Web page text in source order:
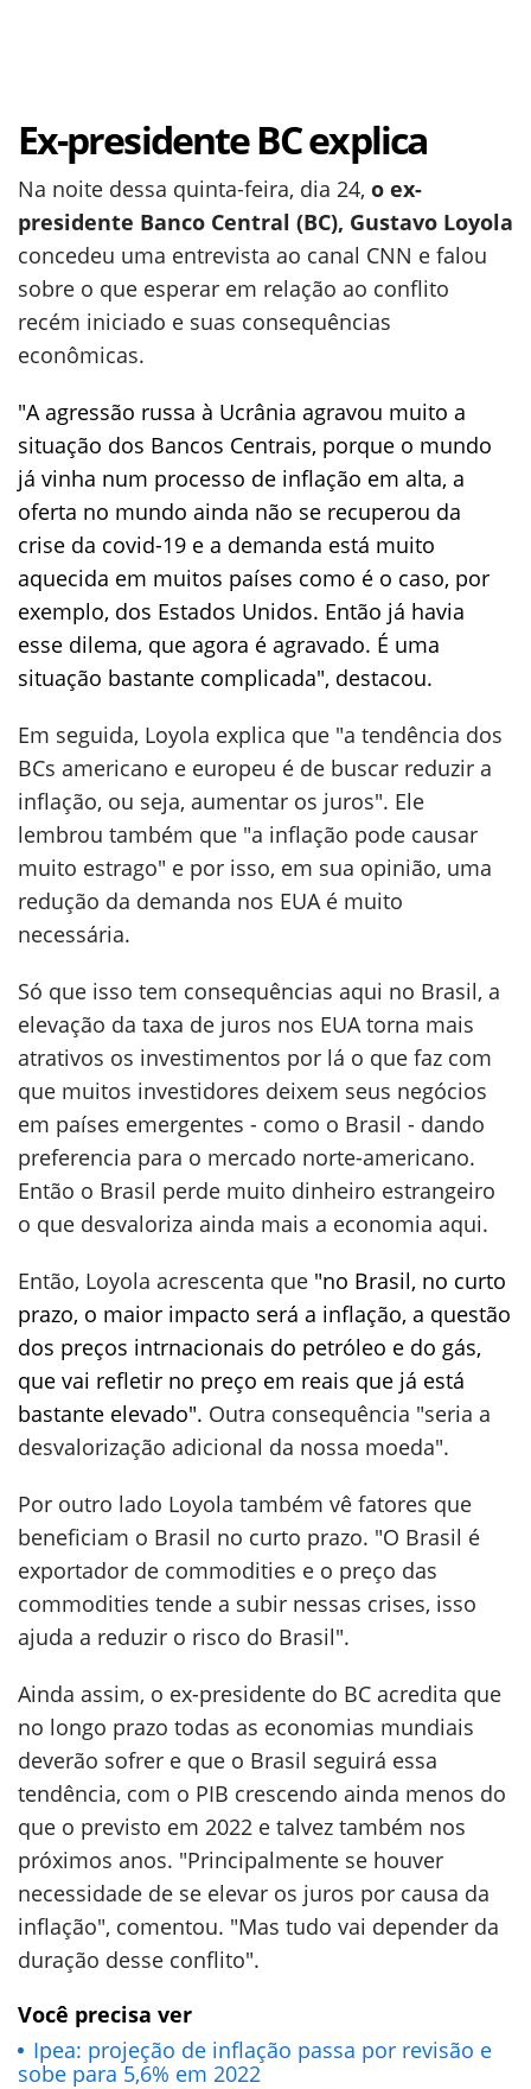
Ex-presidente BC explica
Na noite dessa quinta-feira, dia 24, o ex-
presidente Banco Central (BC), Gustavo Loyola
concedeu uma entrevista ao canal CNN e falou
sobre o que esperar em relação ao conflito
recém iniciado e suas consequências
econômicas.
"A agressão russa à Ucrânia agravou muito a
situação dos Bancos Centrais, porque o mundo
já vinha num processo de inflação em alta, a
oferta no mundo ainda não se recuperou da
crise da covid-19 e a demanda está muito
aquecida em muitos países como é o caso, por
exemplo, dos Estados Unidos. Então já havia
esse dilema, que agora é agravado. É uma
situação bastante complicada", destacou.
Em seguida, Loyola explica que "a tendência dos
BCs americano e europeu é de buscar reduzir a
inflação, ou seja, aumentar os juros". Ele
lembrou também que "a inflação pode causar
muito estrago" e por isso, em sua opinião, uma
redução da demanda nos EUA é muito
necessária.
Só que isso tem consequências aqui no Brasil, a
elevação da taxa de juros nos EUA torna mais
atrativos os investimentos por lá o que faz com
que muitos investidores deixem seus negócios
em países emergentes - como o Brasil - dando
preferencia para o mercado norte-americano.
Então o Brasil perde muito dinheiro estrangeiro
o que desvaloriza ainda mais a economia aqui.
Então, Loyola acrescenta que "no Brasil, no curto
prazo, o maior impacto será a inflação, a questão
dos preços intrnacionais do petróleo e do gás,
que vai refletir no preço em reais que já está
bastante elevado". Outra consequência "seria a
desvalorização adicional da nossa moeda".
Por outro lado Loyola também vê fatores que
beneficiam o Brasil no curto prazo. "O Brasil é
exportador de commodities e o preço das
commodities tende a subir nessas crises, isso
ajuda a reduzir o risco do Brasil".
Ainda assim, o ex-presidente do BC acredita que
no longo prazo todas as economias mundiais
deverão sofrer e que o Brasil seguirá essa
tendência, com o PIB crescendo ainda menos do
que o previsto em 2022 e talvez também nos
próximos anos. "Principalmente se houver
necessidade de se elevar os juros por causa da
inflação", comentou. "Mas tudo vai depender da
duração desse conflito".
Você precisa ver
Ipea: projeção de inflação passa por revisão e
sobe para 5,6% em 2022